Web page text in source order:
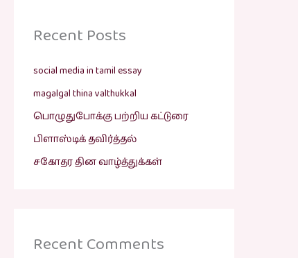
Recent Posts
social media in tamil essay
magalgal thina valthukkal
பொழுதுபோக்கு பற்றிய கட்டுரை
பிளாஸ்டிக் தவிர்த்தல்
சகோதர தின வாழ்த்துக்கள்
Recent Comments